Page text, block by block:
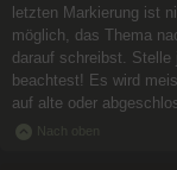
letzten Markierung ist
möglich, das Thema
darauf schreibst. Stelle
beachtest! Es wird
auf alte oder
Nach oben